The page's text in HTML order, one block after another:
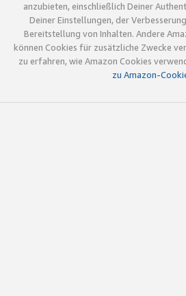
anzubieten, einschließlich Deiner
Deiner Einstellungen, der
Bereitstellung von Inhalten. Andere
können Cookies für zusätzliche Zwecke
zu erfahren, wie Amazon Cookies
zu Amazon-